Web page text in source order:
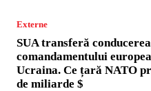
Externe
SUA transferă conducerea
comandamentului
Ucraina. Ce țară NATO
de miliarde $